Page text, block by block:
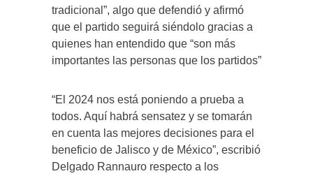
tradicional”, algo que defendió y afirmó
que el partido seguirá siéndolo gracias a
quienes han entendido que “son más
importantes las personas que los partidos”
“El 2024 nos está poniendo a prueba a
todos. Aquí habrá sensatez y se tomarán
en cuenta las mejores decisiones para el
beneficio de Jalisco y de México”, escribió
Delgado Rannauro respecto a los